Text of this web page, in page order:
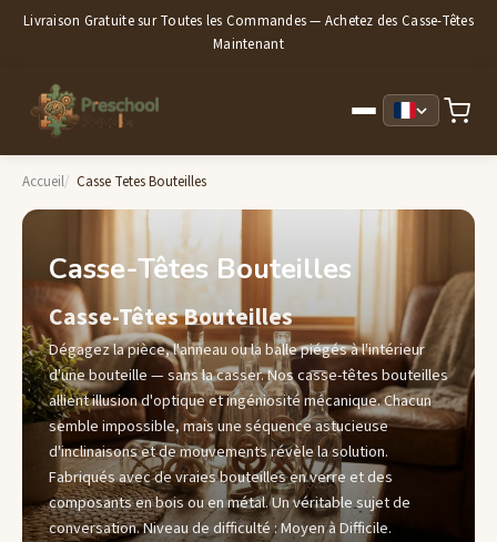
Livraison Gratuite sur Toutes les Commandes — Achetez des Casse-Têtes
Maintenant
Accueil Casse Tetes Bouteilles
Casse-Têtes Bouteilles
Casse-Têtes Bouteilles
Dégagez la pièce, l'anneau ou la balle piégés à l'intérieur
d'une bouteille — sans la casser. Nos casse-têtes bouteilles
allient illusion d'optique et ingéniosité mécanique. Chacun
semble impossible, mais une séquence astucieuse
d'inclinaisons et de mouvements révèle la solution.
Fabriqués avec de vraies bouteilles en verre et des
composants en bois ou en métal. Un véritable sujet de
conversation. Niveau de difficulté : Moyen à Difficile.